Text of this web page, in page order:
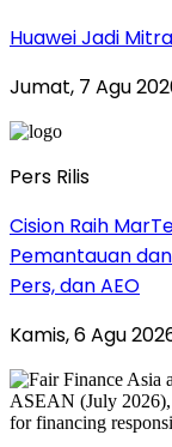
Huawei Jadi
Jumat, 7 Agu
Pers Rilis
Cision Raih
Pemantauan
Pers, dan AEO
Kamis, 6 Agu